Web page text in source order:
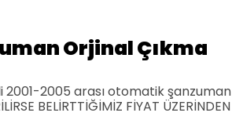
Orjinal Çıkma
2005 arası otomatik şanzuman
BELİRTTİĞİMİZ FİYAT ÜZERİNDEN